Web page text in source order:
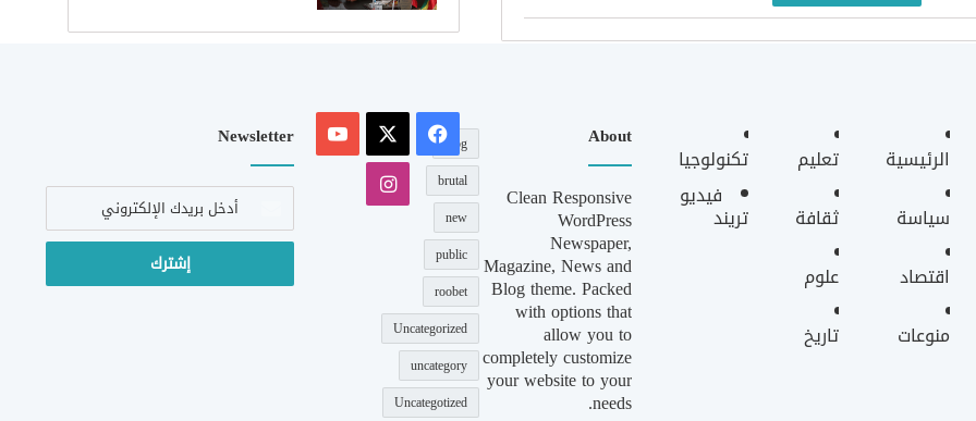
الرئيسية
سياسة
اقتصاد
منوعات
تعليم
ثقافة
علوم
تاريخ
تكنولوجيا
فيديو
تريند
About
Clean Responsive
WordPress
Newspaper,
Magazine, News and
Blog theme. Packed
with options that
allow you to
completely customize
your website to your
needs.
blog
brutal
new
public
roobet
Uncategorized
uncategory
Uncategotized
فيسبوك
‫X
‫YouTube
انستقرام
Newsletter
أدخل
الإلكتروني